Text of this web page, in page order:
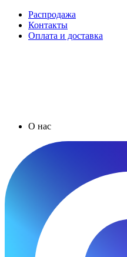
Распродажа
Контакты
Оплата и доставка
О нас